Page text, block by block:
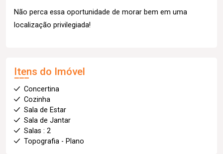
Não perca essa oportunidade de morar bem em uma
localização privilegiada!
Itens do Imóvel
Concertina
Cozinha
Sala de Estar
Sala de Jantar
Salas : 2
Topografia - Plano